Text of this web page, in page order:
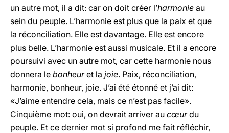
un autre mot, il a dit: car on doit créer l’harmonie au
sein du peuple. L’harmonie est plus que la paix et que
la réconciliation. Elle est davantage. Elle est encore
plus belle. L’harmonie est aussi musicale. Et il a encore
poursuivi avec un autre mot, car cette harmonie nous
donnera le bonheuret la joie. Paix, réconciliation,
harmonie, bonheur, joie. J’ai été étonné et j’ai dit:
«J’aime entendre cela, mais ce n’est pas facile».
Cinquième mot: oui, on devrait arriver au cœurdu
peuple. Et ce dernier mot si profond me fait réfléchir,